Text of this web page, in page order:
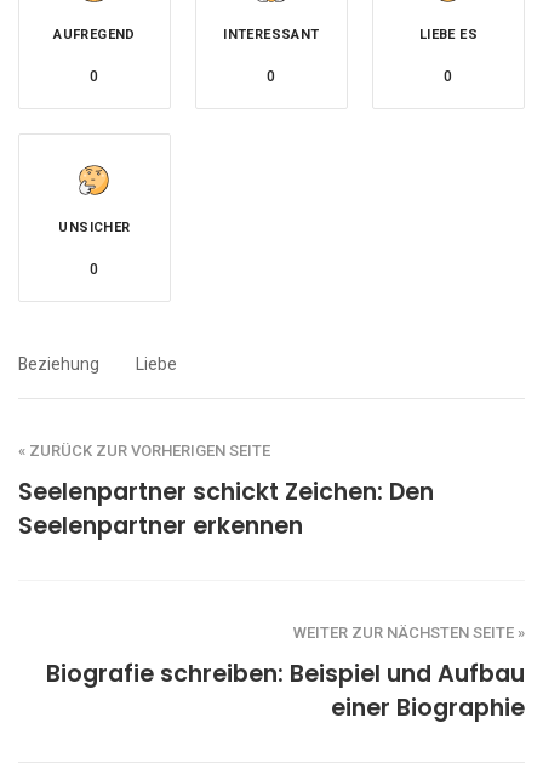
AUFREGEND
0
INTERESSANT
0
LIEBE ES
0
UNSICHER
0
Beziehung Liebe
« ZURÜCK ZUR VORHERIGEN SEITE
Seelenpartner schickt Zeichen: Den
Seelenpartner erkennen
WEITER ZUR NÄCHSTEN SEITE »
Biografie schreiben: Beispiel und Aufbau
einer Biographie